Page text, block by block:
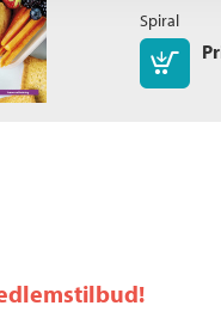
Spiral